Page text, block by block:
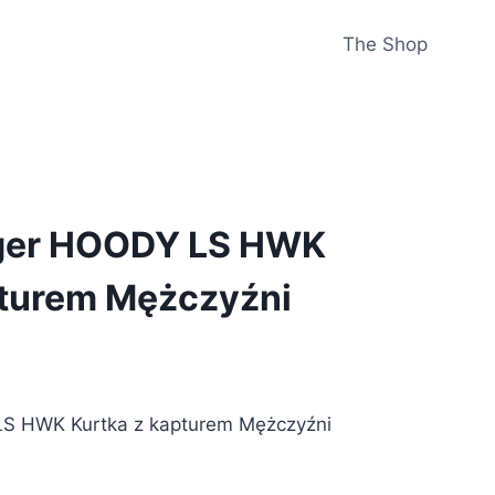
The Shop
HOODY LS HWK
Mężczyźni
HWK Kurtka z kapturem Mężczyźni